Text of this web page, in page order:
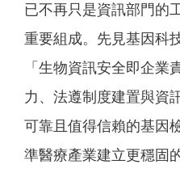
已不再只是資訊部門的
重要組成。先見基因科
「生物資訊安全即企業
力、法遵制度建置與資
可靠且值得信賴的基因
準醫療產業建立更穩固